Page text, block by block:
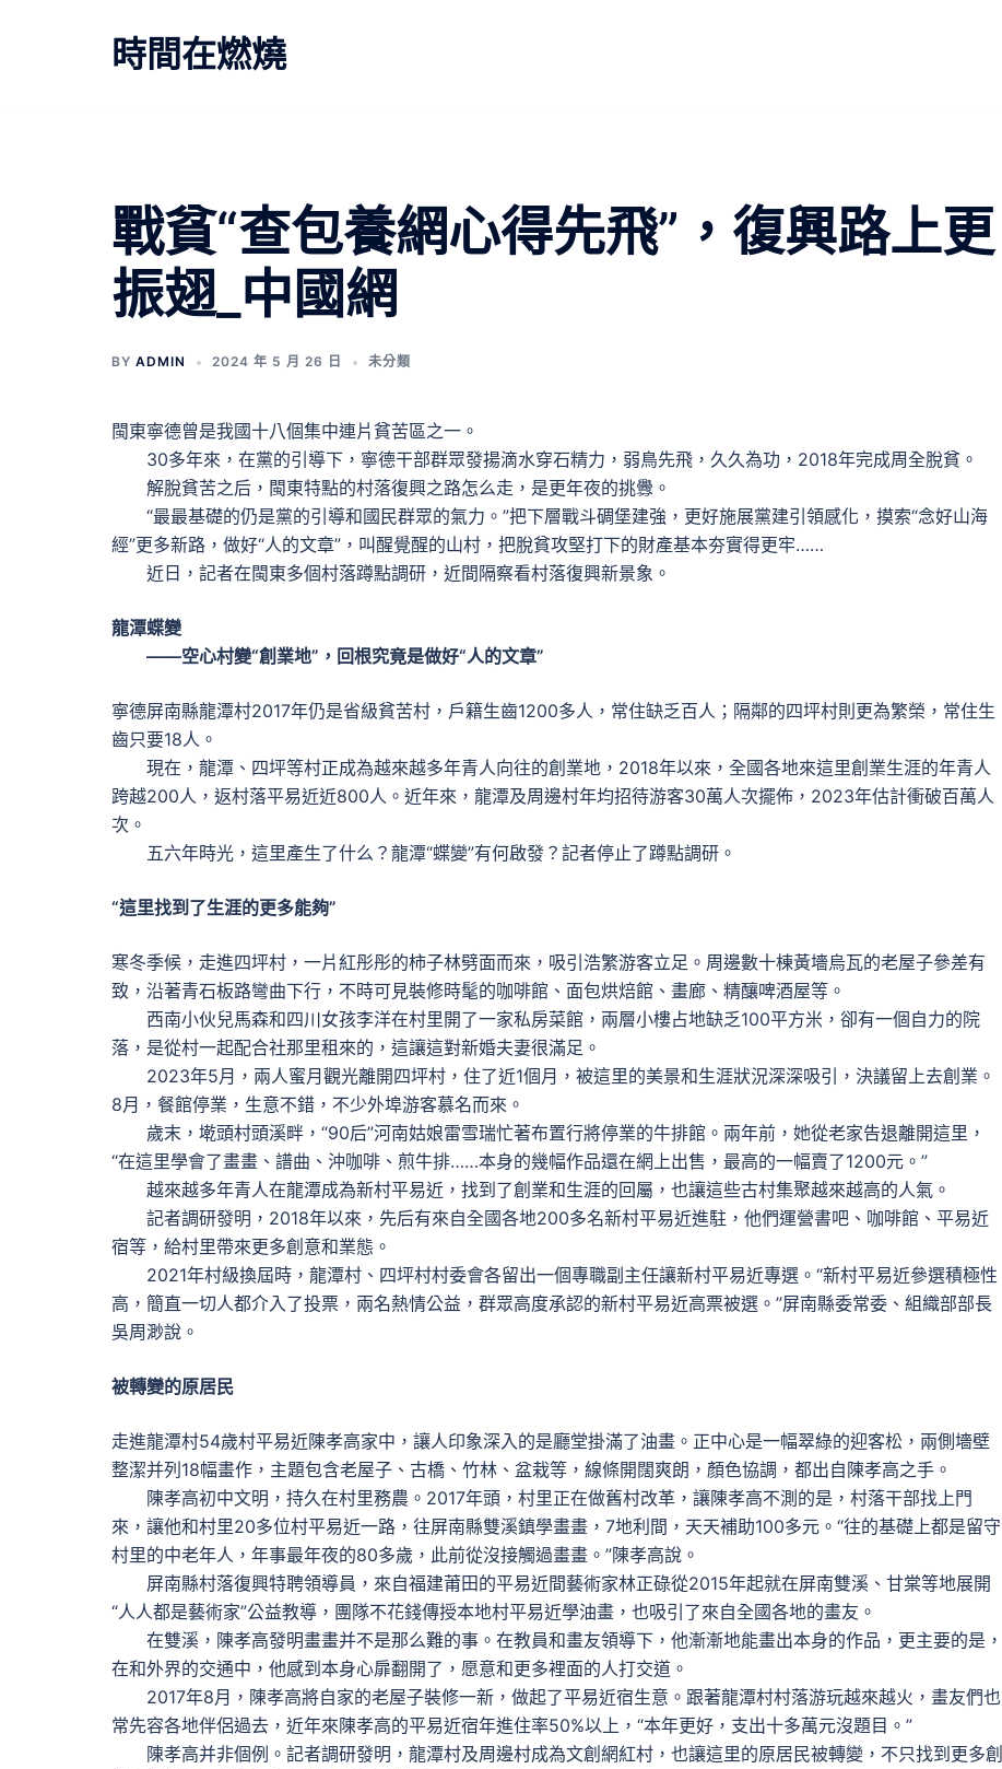
時間在燃燒
戰貧“查包養網心得先飛”，復興路上更
振翅_中國網
BY ADMIN 2024 年 5 月 26 日 未分類
閩東寧德曾是我國十八個集中連片貧苦區之一。
30多年來，在黨的引導下，寧德干部群眾發揚滴水穿石精力，弱鳥先飛，久久為功，2018年完成周全脫貧。
解脫貧苦之后，閩東特點的村落復興之路怎么走，是更年夜的挑釁。
“最最基礎的仍是黨的引導和國民群眾的氣力。”把下層戰斗碉堡建強，更好施展黨建引領感化，摸索“念好山海
經”更多新路，做好“人的文章”，叫醒覺醒的山村，把脫貧攻堅打下的財產基本夯實得更牢……
近日，記者在閩東多個村落蹲點調研，近間隔察看村落復興新景象。
龍潭蝶變
——空心村變“創業地”，回根究竟是做好“人的文章”
寧德屏南縣龍潭村2017年仍是省級貧苦村，戶籍生齒1200多人，常住缺乏百人；隔鄰的四坪村則更為繁榮，常住生
齒只要18人。
現在，龍潭、四坪等村正成為越來越多年青人向往的創業地，2018年以來，全國各地來這里創業生涯的年青人
跨越200人，返村落平易近近800人。近年來，龍潭及周邊村年均招待游客30萬人次擺佈，2023年估計衝破百萬人
次。
五六年時光，這里產生了什么？龍潭“蝶變”有何啟發？記者停止了蹲點調研。
“這里找到了生涯的更多能夠”
寒冬季候，走進四坪村，一片紅彤彤的柿子林劈面而來，吸引浩繁游客立足。周邊數十棟黃墻烏瓦的老屋子參差有
致，沿著青石板路彎曲下行，不時可見裝修時髦的咖啡館、面包烘焙館、畫廊、精釀啤酒屋等。
西南小伙兒馬森和四川女孩李洋在村里開了一家私房菜館，兩層小樓占地缺乏100平方米，卻有一個自力的院
落，是從村一起配合社那里租來的，這讓這對新婚夫妻很滿足。
2023年5月，兩人蜜月觀光離開四坪村，住了近1個月，被這里的美景和生涯狀況深深吸引，決議留上去創業。
8月，餐館停業，生意不錯，不少外埠游客慕名而來。
歲末，墘頭村頭溪畔，“90后”河南姑娘雷雪瑞忙著布置行將停業的牛排館。兩年前，她從老家告退離開這里，
“在這里學會了畫畫、譜曲、沖咖啡、煎牛排……本身的幾幅作品還在網上出售，最高的一幅賣了1200元。”
越來越多年青人在龍潭成為新村平易近，找到了創業和生涯的回屬，也讓這些古村集聚越來越高的人氣。
記者調研發明，2018年以來，先后有來自全國各地200多名新村平易近進駐，他們運營書吧、咖啡館、平易近
宿等，給村里帶來更多創意和業態。
2021年村級換屆時，龍潭村、四坪村村委會各留出一個專職副主任讓新村平易近專選。“新村平易近參選積極性
高，簡直一切人都介入了投票，兩名熱情公益，群眾高度承認的新村平易近高票被選。”屏南縣委常委、組織部部長
吳周渺說。
被轉變的原居民
走進龍潭村54歲村平易近陳孝高家中，讓人印象深入的是廳堂掛滿了油畫。正中心是一幅翠綠的迎客松，兩側墻壁
整潔并列18幅畫作，主題包含老屋子、古橋、竹林、盆栽等，線條開闊爽朗，顏色協調，都出自陳孝高之手。
陳孝高初中文明，持久在村里務農。2017年頭，村里正在做舊村改革，讓陳孝高不測的是，村落干部找上門
來，讓他和村里20多位村平易近一路，往屏南縣雙溪鎮學畫畫，7地利間，天天補助100多元。“往的基礎上都是留守
村里的中老年人，年事最年夜的80多歲，此前從沒接觸過畫畫。”陳孝高說。
屏南縣村落復興特聘領導員，來自福建莆田的平易近間藝術家林正碌從2015年起就在屏南雙溪、甘棠等地展開
“人人都是藝術家”公益教導，團隊不花錢傳授本地村平易近學油畫，也吸引了來自全國各地的畫友。
在雙溪，陳孝高發明畫畫并不是那么難的事。在教員和畫友領導下，他漸漸地能畫出本身的作品，更主要的是，
在和外界的交通中，他感到本身心扉翻開了，愿意和更多裡面的人打交道。
2017年8月，陳孝高將自家的老屋子裝修一新，做起了平易近宿生意。跟著龍潭村村落游玩越來越火，畫友們也
常先容各地伴侶過去，近年來陳孝高的平易近宿年進住率50%以上，“本年更好，支出十多萬元沒題目。”
陳孝高并非個例。記者調研發明，龍潭村及周邊村成為文創網紅村，也讓這里的原居民被轉變，不只找到更多創